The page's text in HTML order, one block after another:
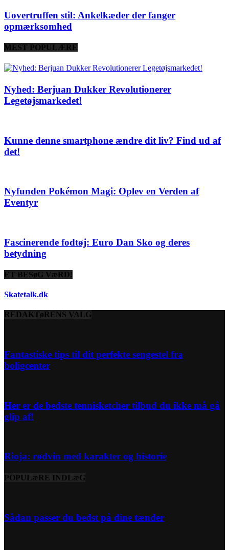
Uovertruffen stil: Ankelkæder der fanger
opmærksomhed
MEST POPULÆRE
Nyhed: Berjuan Dukker Revolutionerer
Legetøjsmarkedet!
Kunne denne smartphone ændre dit liv? Find ud af
det!
Nyfunden Pokémon Magi: Oplev en Verden af
Eventyr
Fascinerende fodtøj: Euro Dan Sko og deres
betydning
ET BESøG VæRD!
Skatetalk.dk
REDAKTøRENS VALG
Fantastiske tips til dit perfekte sengestel fra
boligcenter
Her er de bedste tennisketcher tilbud du ikke må gå
glip af!
Rioja: rødvin med karakter og historie
POPULæRE INDLæG
Sådan passer du bedst på dine tænder